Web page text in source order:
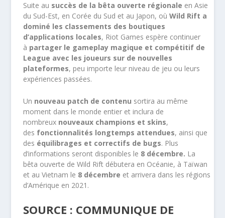
Suite au succès de la bêta ouverte régionale en Asie
du Sud-Est, en Corée du Sud et au Japon, oùWild Rift a
dominé les classements des boutiques
d’applications locales, Riot Games espère continuer
à partager le gameplay magique et compétitif de
League avec les joueurs sur de nouvelles
plateformes, peu importe leur niveau de jeu ou leurs
expériences passées.
Un nouveau patch de contenu sortira au même
moment dans le monde entier et inclura de
nombreux nouveaux champions et skins,
des fonctionnalités longtemps attendues, ainsi que
des équilibrages et correctifs de bugs. Plus
d’informations seront disponibles le 8 décembre. La
bêta ouverte de Wild Rift débutera en Océanie, à Taïwan
et au Vietnam le 8 décembre et arrivera dans les régions
d’Amérique en 2021.
SOURCE : COMMUNIQUE DE